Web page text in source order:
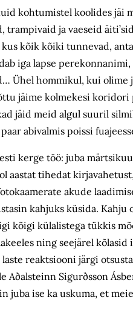
kohtumistel koolides jäi
ja vaeseid
kõik kõiki tunnevad,
iga lapse
Ühel hommikul, kui
jäime kolmekesi
jäid meid algul suuril
abivalmis poissi
kerge töö: juba
aastat tihedat
akude
kahjuks küsida.
kõigi külalistega tükkis
ning seejärel
reaktsiooni järgi
Aðalsteinn Sigurðsson
ise ka uskuma, et